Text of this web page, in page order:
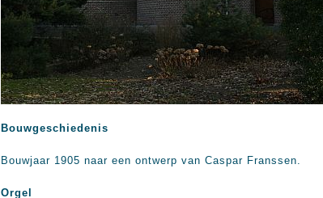
Bouwgeschiedenis
Bouwjaar 1905 naar een ontwerp van Caspar Franssen.
Orgel